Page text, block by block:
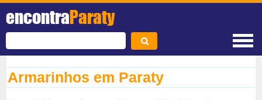
encontraParaty
Armarinhos em Paraty